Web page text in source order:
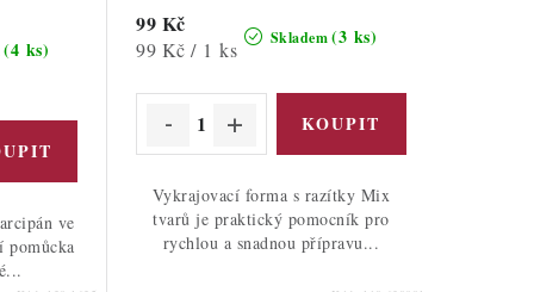
(4 ks)
ve
pomůcka
Skladem (3 ks)
99 Kč
Měrná
99 Kč / 1 ks
Vykrajovací forma s razítky Mix
tvarů je praktický pomocník pro
rychlou a snadnou přípravu...